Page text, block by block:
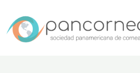
contenido